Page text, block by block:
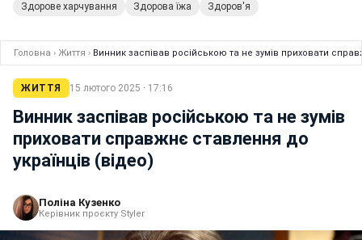
Здорове харчування Здорова їжа Здоров'я
Головна › Життя › Винник заспівав російською та не зумів приховати
ЖИТТЯ 15 лютого 2025 · 17:16
Винник заспівав російською та не зумів
приховати справжнє ставлення до
українців (відео)
Поліна Кузенко
Керівник проєкту Styler